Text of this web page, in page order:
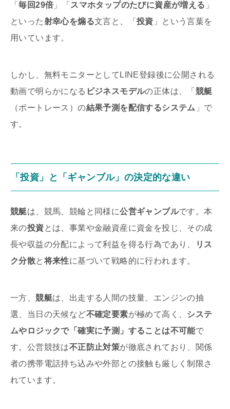
「毎回29倍 」「 スマホタップのたびに資産が増える 」
といった射幸心を煽る文言と、「投資 」という言葉を
用いています。
しかし、無料モニターとしてLINE登録後に公開される
動画で明らかになる ビジネスモデルの正体は、「 競艇
（ボートレース）の結果予測を配信するシステム 」で
す。
「投資」と「ギャンブル」の決定的な違い
競艇は、競馬、競輪と同様に公営ギャンブルです。本
来の投資とは、事業や金融資産に資金を投じ、その成
長や収益の分配によって利益を得る行為であり、
リス
ク分散と将来性に基づいて戦略的に行われます。
一方、競艇は、出走する人間の技量、エンジンの抽
選、当日の天候など不確定要素が極めて高く、 システ
ムやロジックで「確実に予測」することは不可能で
す。公営競技は不正防止対策が徹底されており、関係
者の携帯電話持ち込みや外部との接触も厳しく制限さ
れています。